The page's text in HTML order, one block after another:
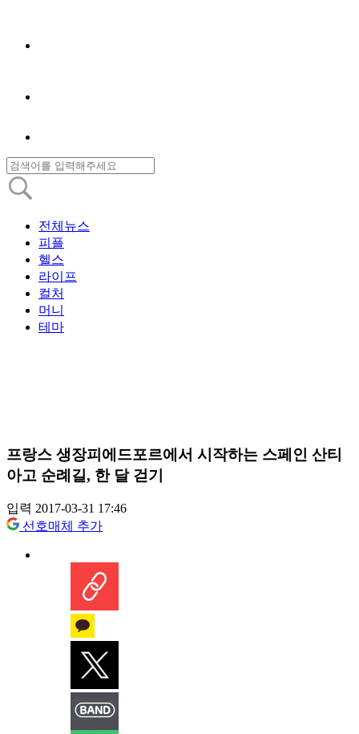
전체뉴스
피플
헬스
라이프
컬처
머니
테마
프랑스 생장피에드포르에서 시작하는 스페인 산티
아고 순례길, 한 달 걷기
입력 2017-03-31 17:46
선호매체 추가